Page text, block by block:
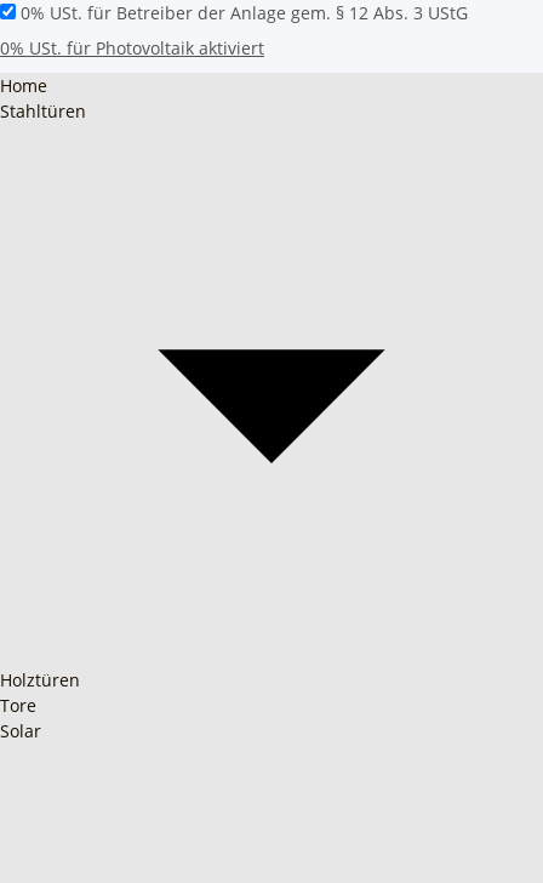
0% USt. für Betreiber der Anlage gem. § 12 Abs. 3 UStG
0% USt. für Photovoltaik aktiviert
Home
Stahltüren
Holztüren
Tore
Solar